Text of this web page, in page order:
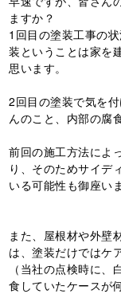
ますか？
1回目の塗装工事の
装ということは家を
思います。
2回目の塗装で気を
んのこと、内部の腐
前回の施工方法によ
り、そのためサイデ
いる可能性も御座い
また、屋根材や外壁
は、塗装だけではケ
（当社の点検時に
食していたケースが